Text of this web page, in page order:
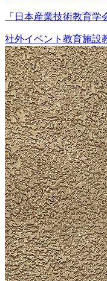
「日本産業技術教育
社外イベント 教育施設